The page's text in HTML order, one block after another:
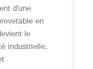
d’une
en
le
industrielle.